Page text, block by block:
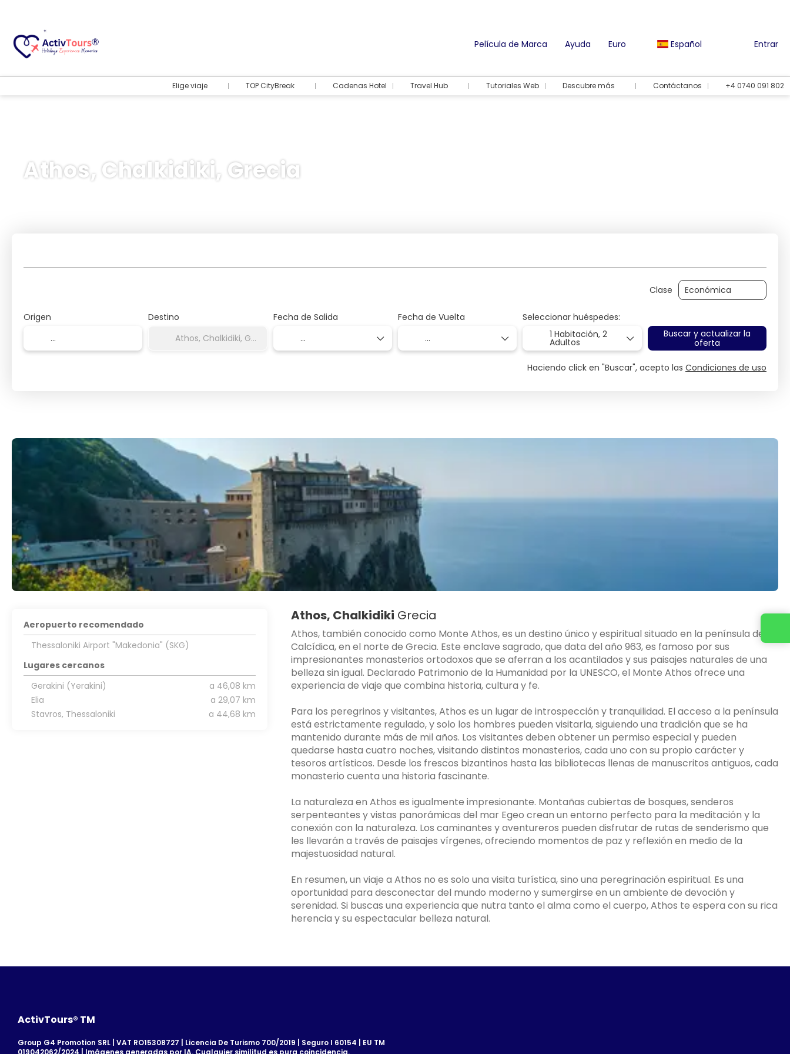
Película de Marca Ayuda Euro Español Entrar
Elige viaje TOP CityBreak Cadenas Hotel Travel Hub Tutoriales Web Descubre más Contáctanos +4 0740 091 802
Athos, Chalkidiki, Grecia
Clase
Origen Destino Fecha de Salida Fecha de Vuelta
Seleccionar huéspedes:
1 Habitación,2
Adultos
Buscar y actualizar la
oferta
Haciendo click en "Buscar", acepto las Condiciones de uso
Athos, Chalkidiki Grecia
Athos, también conocido como Monte Athos, es un destino único y espiritual situado en la península de
Calcídica, en el norte de Grecia. Este enclave sagrado, que data del año 963, es famoso por sus
impresionantes monasterios ortodoxos que se aferran a los acantilados y sus paisajes naturales de una
belleza sin igual. Declarado Patrimonio de la Humanidad por la UNESCO, el Monte Athos ofrece una
experiencia de viaje que combina historia, cultura y fe.
Para los peregrinos y visitantes, Athos es un lugar de introspección y tranquilidad. El acceso a la península
está estrictamente regulado, y solo los hombres pueden visitarla, siguiendo una tradición que se ha
mantenido durante más de mil años. Los visitantes deben obtener un permiso especial y pueden
quedarse hasta cuatro noches, visitando distintos monasterios, cada uno con su propio carácter y
tesoros artísticos. Desde los frescos bizantinos hasta las bibliotecas llenas de manuscritos antiguos, cada
monasterio cuenta una historia fascinante.
La naturaleza en Athos es igualmente impresionante. Montañas cubiertas de bosques, senderos
serpenteantes y vistas panorámicas del mar Egeo crean un entorno perfecto para la meditación y la
conexión con la naturaleza. Los caminantes y aventureros pueden disfrutar de rutas de senderismo que
les llevarán a través de paisajes vírgenes, ofreciendo momentos de paz y reflexión en medio de la
majestuosidad natural.
En resumen, un viaje a Athos no es solo una visita turística, sino una peregrinación espiritual. Es una
oportunidad para desconectar del mundo moderno y sumergirse en un ambiente de devoción y
serenidad. Si buscas una experiencia que nutra tanto el alma como el cuerpo, Athos te espera con su rica
herencia y su espectacular belleza natural.
Aeropuerto recomendado
Thessaloniki Airport "Makedonia" (SKG)
Lugares cercanos
Gerakini (Yerakini)
a 46,08 km
Elia
a 29,07 km
Stavros, Thessaloniki
a 44,68 km
ActivTours® TM
Group G4 Promotion SRL | VAT RO15308727 | Licencia De Turismo 700/2019 | Seguro I 60154 | EU TM